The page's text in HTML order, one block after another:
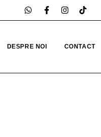
DESPRE NOI CONTACT